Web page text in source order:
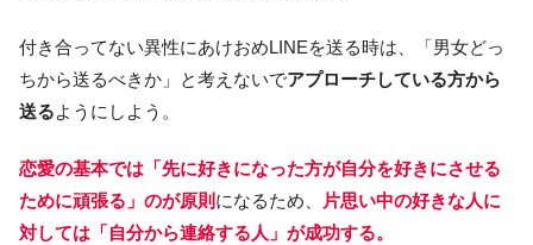
付き合ってない異性にあけおめLINEを送る時は、「男女どっ
ちから送るべきか」と考えないでアプローチしている方から
送るようにしよう。
恋愛の基本では「先に好きになった方が自分を好きにさせる
ために頑張る」のが原則 になるため、
片思い中の好きな人に
対しては「自分から連絡する人」が成功する。